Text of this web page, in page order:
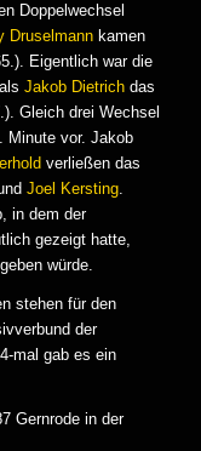
Doppelwechsel
Druselmannkamen
Eigentlich war die
Jakob Dietrichdas
Gleich drei Wechsel
Minute vor. Jakob
verließen das
Joel Kersting.
in dem der
gezeigt hatte,
würde.
stehen für den
der
mal gab es ein
Gernrode in der